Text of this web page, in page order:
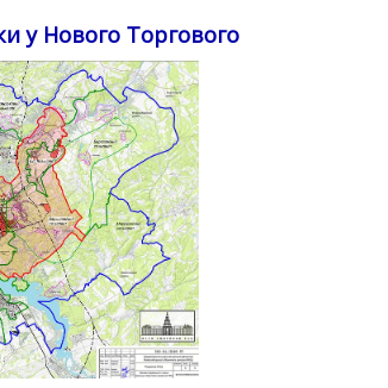
у Нового Торгового